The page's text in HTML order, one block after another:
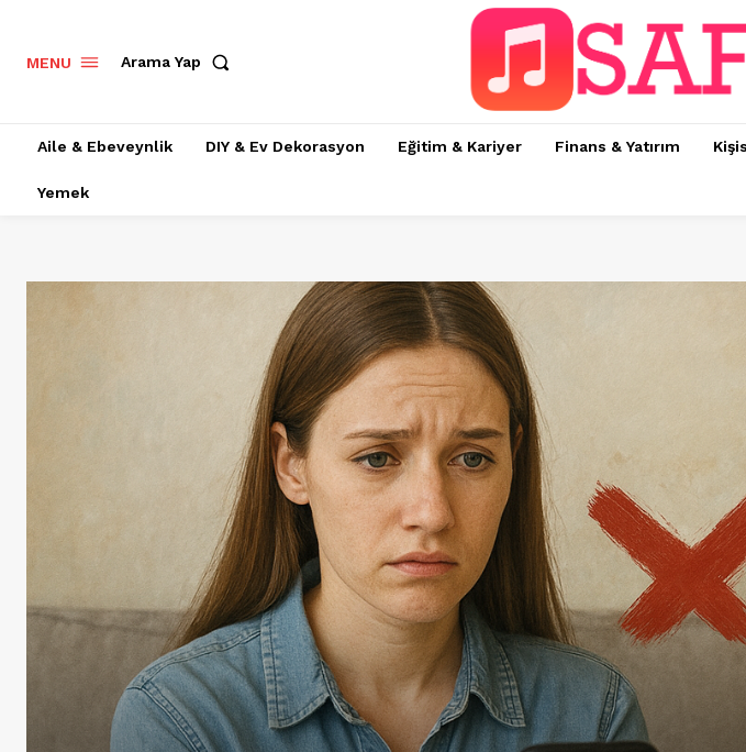
MENU Arama Yap
Aile & Ebeveynlik DIY & Ev Dekorasyon Eğitim & Kariyer Finans & Yatırım
Yemek